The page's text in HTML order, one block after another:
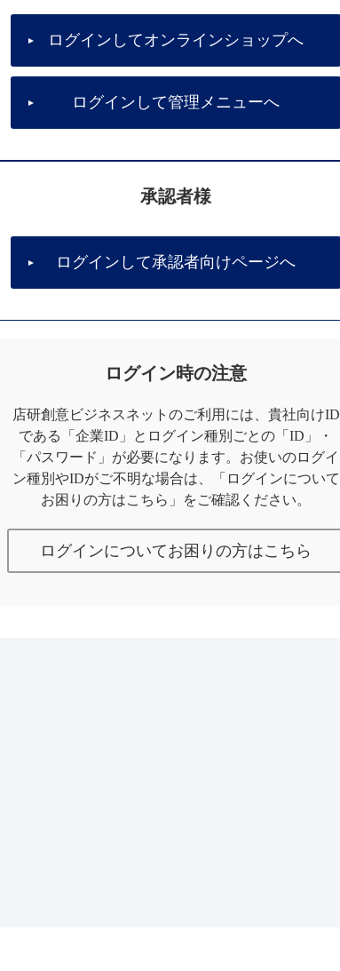
ログインしてオンラインショップへ
ログインして管理メニューへ
承認者様
ログインして承認者向けページへ
ログイン時の注意
店研創意ビジネスネットのご利用には、貴社向けID
である「企業ID」とログイン種別ごとの「ID」・
「パスワード」が必要になります。お使いのログイ
ン種別やIDがご不明な場合は、「ログインについて
お困りの方はこちら」をご確認ください。
ログインについてお困りの方はこちら